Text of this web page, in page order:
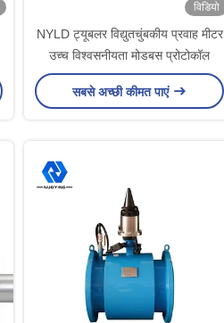
विडियो
NYLD ट्यूबलर विद्युतचुंबकीय प्रवाह मीटर
उच्च विश्वसनीयता मोडबस प्रोटोकॉल
सबसे अच्छी कीमत पाएं